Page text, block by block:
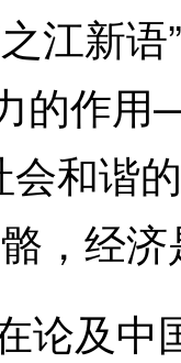
江新
的作
会和谐
，经
及中